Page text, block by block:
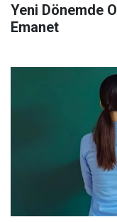
Yeni Dönemde
Emanet